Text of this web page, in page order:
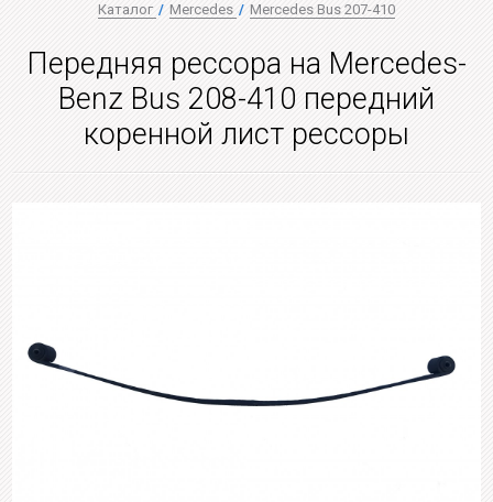
Каталог / Mercedes / Mercedes Bus 207-410
Передняя рессора на Mercedes-
Benz Bus 208-410 передний
коренной лист рессоры